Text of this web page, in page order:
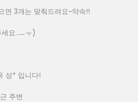
면 3개는 맞춰드려요~약속!!
요..ㅡㅜ)
성* 입니다!
주변